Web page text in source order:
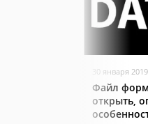
30 января 2019
Файл
открыть,